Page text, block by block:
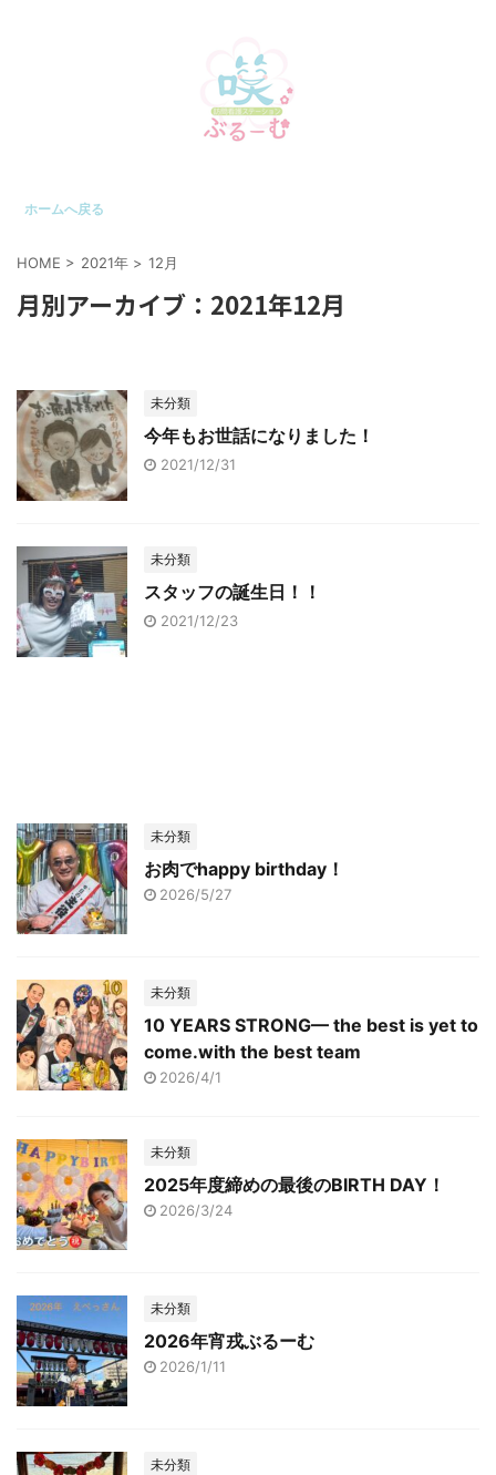
ホームへ戻る
HOME > 2021年 > 12月
月別アーカイブ：2021年12月
未分類
今年もお世話になりました！
2021/12/31
未分類
スタッフの誕生日！！
2021/12/23
未分類
お肉でhappy birthday！
2026/5/27
未分類
10 YEARS STRONG— the best is yet to
come.with the best team
2026/4/1
未分類
2025年度締めの最後のBIRTH DAY！
2026/3/24
未分類
2026年宵戎ぶるーむ
2026/1/11
未分類